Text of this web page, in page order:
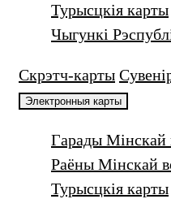
Турысцкiя карты
Чыгункі
Скрэтч-карты
Электронныя карты
Гарады Мінскай
Раёны Мінскай
Турысцкія карты